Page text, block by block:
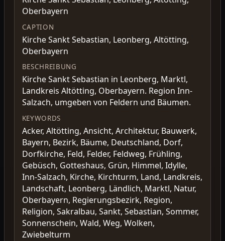
Oberbayern
CAPTION
Kirche Sankt Sebastian, Leonberg, Altötting,
Oberbayern
BESCHREIBUNG
Kirche Sankt Sebastian in Leonberg, Marktl,
Landkreis Altötting, Oberbayern. Region Inn-
Salzach, umgeben von Feldern und Bäumen.
KEYWORDS
Acker, Altötting, Ansicht, Architektur, Bauwerk,
Bayern, Bezirk, Bäume, Deutschland, Dorf,
Dorfkirche, Feld, Felder, Feldweg, Frühling,
Gebüsch, Gotteshaus, Grün, Himmel, Idylle,
Inn-Salzach, Kirche, Kirchturm, Land, Landkreis,
Landschaft, Leonberg, Ländlich, Marktl, Natur,
Oberbayern, Regierungsbezirk, Region,
Religion, Sakralbau, Sankt, Sebastian, Sommer,
Sonnenschein, Wald, Weg, Wolken,
Zwiebelturm